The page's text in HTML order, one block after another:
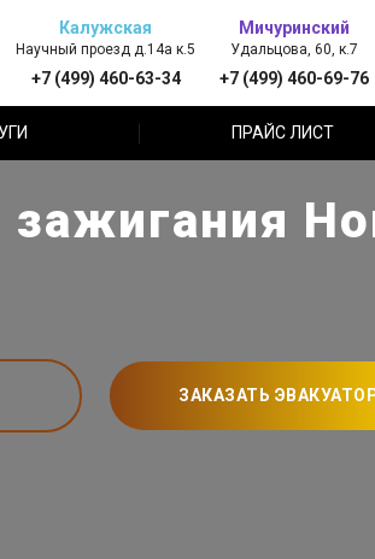
Калужская
Научный проезд д.14а к.5
+7 (499) 460-63-34
Мичуринский
Удальцова, 60, к.7
+7 (499) 460-69-76
ПРАЙС ЛИСТ
зажигания
ЗАКАЗАТЬ